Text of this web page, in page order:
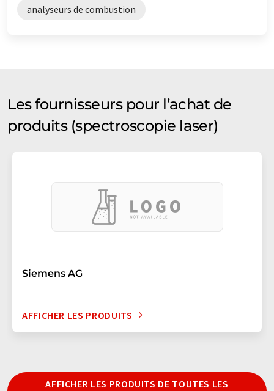
analyseurs de combustion
Les fournisseurs pour l’achat de
produits (spectroscopie laser)
Siemens AG
AFFICHER LES PRODUITS
AFFICHER LES PRODUITS DE TOUTES LES